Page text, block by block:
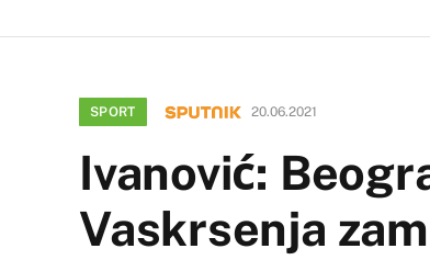
SPORT 20.06.2021
Ivanović:
Vaskrsenja